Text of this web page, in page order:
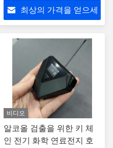
최상의 가격을 얻으세
비디오
알코올 검출을 위한 키 체
인 전기 화학 연료전지 호